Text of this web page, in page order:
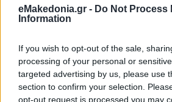
eMakedonia.gr - Do Not Process
Information
If you wish to opt-out of the sale,
processing of your personal or
targeted advertising by us, please use
section to confirm your selection.
opt-out request is processed you may